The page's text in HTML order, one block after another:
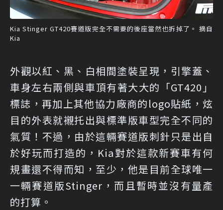
Kia Stinger GT420賽道版完全不需要的後座當然也拆掉了。 摘自
Kia
外觀以紅、黑、白相間塗裝呈現，引擎蓋、
車身左右兩側與車頂有著大大的「GT420」
標誌，再加上其他協力廠商的logo貼紙，炫
目的外表就襯托出與標準版車型完全不同的
氣質！不過，由於這輛賽道版刺針只是出自
於好玩而打造的，Kia對於這款新賽車有何
規畫還不得而知，至少，他是目前全球唯一
一輛賽道版Stinger，而且暫時並沒有量產
的打算。